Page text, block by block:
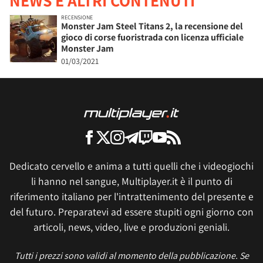
RECENSIONE
Monster Jam Steel Titans 2, la recensione del
gioco di corse fuoristrada con licenza ufficiale
Monster Jam
01/03/2021
Dedicato cervello e anima a tutti quelli che i videogiochi
li hanno nel sangue, Multiplayer.it è il punto di
riferimento italiano per l'intrattenimento del presente e
del futuro. Preparatevi ad essere stupiti ogni giorno con
articoli, news, video, live e produzioni geniali.
Tutti i prezzi sono validi al momento della pubblicazione. Se